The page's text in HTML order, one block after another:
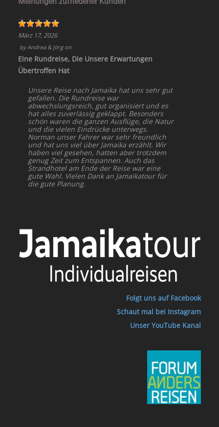
März 17, 2026
byAndrea & Jörgon
Eine Rundreise, Die Unsere Erwartungen
Übertroffen Hat
Unsere Reise nach Jamaika hat uns sehr gut
gefallen. Die Rundreise war
abwechslungsreich, gut organisiert und es
hat alles zuverlässig geklappt. Besonders
schön waren die ganzen Ausflüge, die Natur
und die vielen Eindrücke unterwegs.
Norman unser Fahrer war sehr freundlich
und hat uns viel über Jamaika erzählt. Wir
haben viel gesehen, hatten aber trotzdem
genug Zeit zum Entspannen. Auch das
Strandhotel am Ende der Reise war eine
gute Wahl. Vielen Dank an Jamaikatour für
die gute Planung.
Folgt uns auf Facebook
Schaut mal bei Instagram
Unser YouTube Kanal